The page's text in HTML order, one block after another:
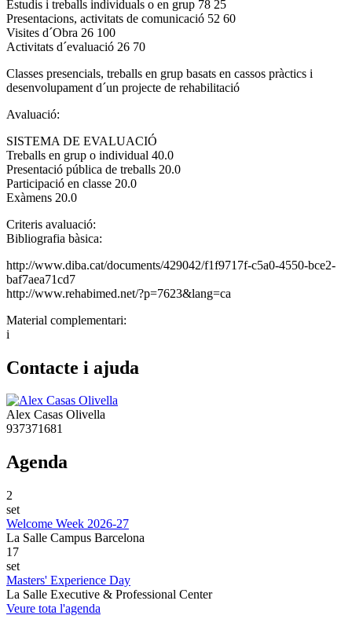
Estudis i treballs individuals o en grup 78 25
Presentacions, activitats de comunicació 52 60
Visites d´Obra 26 100
Activitats d´evaluació 26 70
Classes presencials, treballs en grup basats en cassos pràctics i
desenvolupament d´un projecte de rehabilitació
Avaluació:
SISTEMA DE EVALUACIÓ
Treballs en grup o individual 40.0
Presentació pública de treballs 20.0
Participació en classe 20.0
Exàmens 20.0
Criteris avaluació:
Bibliografia bàsica:
http://www.diba.cat/documents/429042/f1f9717f-c5a0-4550-bce2-
baf7aea71cd7
http://www.rehabimed.net/?p=7623&lang=ca
Material complementari:
i
Contacte i ajuda
Alex Casas Olivella
937371681
Agenda
2
set
Welcome Week 2026-27
La Salle Campus Barcelona
17
set
Masters' Experience Day
La Salle Executive & Professional Center
Veure tota l'agenda